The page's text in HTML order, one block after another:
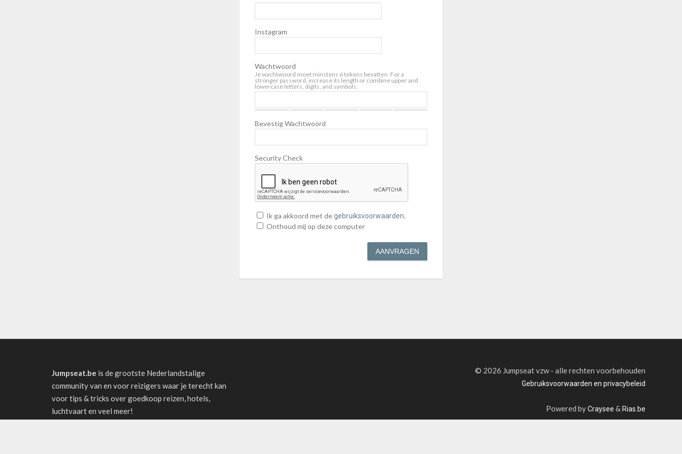
Instagram
Wachtwoord
Je wachtwoord moet minstens 6 tekens bevatten. For a
stronger password, increase its length or combine upper and
lowercase letters, digits, and symbols.
Bevestig Wachtwoord
Security Check
Ik ga akkoord met degebruiksvoorwaarden.
Onthoud mij op deze computer
Jumpseat.be is de grootste Nederlandstalige
community van en voor reizigers waar je terecht kan
voor tips & tricks over goedkoop reizen, hotels,
luchtvaart en veel meer!
© 2026 Jumpseat vzw - alle rechten voorbehouden
Gebruiksvoorwaarden en privacybeleid
Powered byCraysee & Rias.be